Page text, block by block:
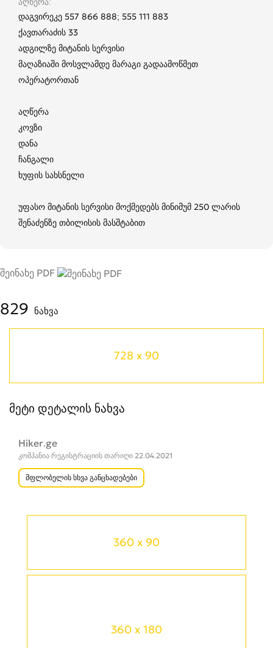
360 x 90
360 x 180
დაგვირეკე 557 866 888; 555 111 883
ქავთარაძის 33
ადგილზე მიტანის სერვისი
მაღაზიაში მოსვლამდე მარაგი გადაამოწმეთ
ოპერატორთან
აღწერა
კოვზი
დანა
ჩანგალი
ხუფის სახსნელი
უფასო მიტანის სერვისი მოქმედებს მინიმუმ 250 ლარის
შენაძენზე თბილისის მასშტაბით
შეინახე PDF
829 ნახვა
728 x 90
მეტი დეტალის ნახვა
Hiker.ge
კომპანია რეგისტრაციის თარიღი 22.04.2021
მფლობელის სხვა განცხადებები